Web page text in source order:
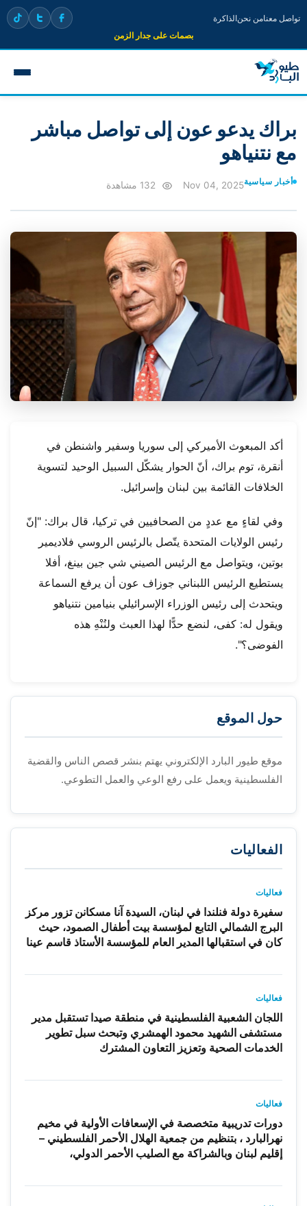
تواصل معنامن نحنالذاكرة
بصمات على جدار الزمن
براك يدعو عون إلى تواصل مباشر
مع نتنياهو
أخبار سياسيةNov 04, 2025
أكد المبعوث الأميركي إلى سوريا وسفير واشنطن في
أنقرة، توم براك، أنّ الحوار يشكّل السبيل الوحيد لتسوية
الخلافات القائمة بين لبنان وإسرائيل.
وفي لقاءٍ مع عددٍ من الصحافيين في تركيا، قال براك: "إنّ
رئيس الولايات المتحدة يتّصل بالرئيس الروسي فلاديمير
بوتين، ويتواصل مع الرئيس الصيني شي جين بينغ، أفلا
يستطيع الرئيس اللبناني جوزاف عون أن يرفع السماعة
ويتحدث إلى رئيس الوزراء الإسرائيلي بنيامين نتنياهو
ويقول له: كفى، لنضع حدًّا لهذا العبث ولنُنْهِ هذه
الفوضى؟".
حول الموقع
موقع طيور البارد الإلكتروني يهتم بنشر قصص الناس والقضية
الفلسطينية ويعمل على رفع الوعي والعمل التطوعي.
الفعاليات
فعاليات
سفيرة دولة فنلندا في لبنان، السيدة آنا مسكانن تزور مركز
البرج الشمالي التابع لمؤسسة بيت أطفال الصمود، حيث
كان في استقبالها المدير العام للمؤسسة الأستاذ قاسم عينا
فعاليات
اللجان الشعبية الفلسطينية في منطقة صيدا تستقبل مدير
مستشفى الشهيد محمود الهمشري وتبحث سبل تطوير
الخدمات الصحية وتعزيز التعاون المشترك
فعاليات
دورات تدريبية متخصصة في الإسعافات الأولية في مخيم
نهرالبارد ، بتنظيم من جمعية الهلال الأحمر الفلسطيني –
إقليم لبنان وبالشراكة مع الصليب الأحمر الدولي،